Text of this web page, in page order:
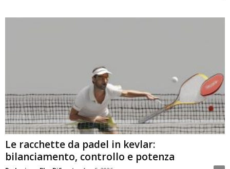
Le racchette da padel in kevlar:
bilanciamento, controllo e potenza